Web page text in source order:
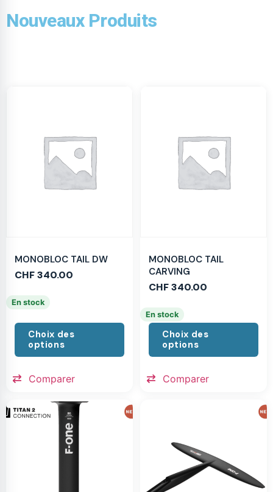
Nouveaux Produits
MONOBLOC TAIL DW
CHF340.00
En stock
Choix des
options
Comparer
MONOBLOC TAIL
CARVING
CHF340.00
En stock
Choix des
options
Comparer